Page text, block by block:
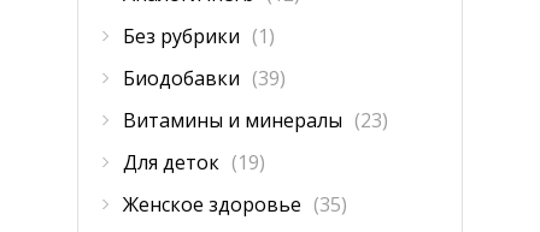
Без рубрики (1)
Биодобавки (39)
Витамины и минералы (23)
Для деток (19)
Женское здоровье (35)